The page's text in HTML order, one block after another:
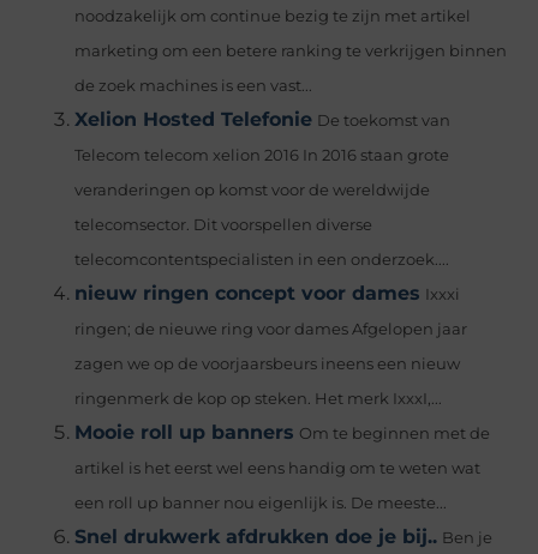
noodzakelijk om continue bezig te zijn met artikel
marketing om een betere ranking te verkrijgen binnen
de zoek machines is een vast...
Xelion Hosted Telefonie De toekomst van
Telecom telecom xelion 2016 In 2016 staan grote
veranderingen op komst voor de wereldwijde
telecomsector. Dit voorspellen diverse
telecomcontentspecialisten in een onderzoek....
nieuw ringen concept voor dames Ixxxi
ringen; de nieuwe ring voor dames Afgelopen jaar
zagen we op de voorjaarsbeurs ineens een nieuw
ringenmerk de kop op steken. Het merk IxxxI,...
Mooie roll up banners Om te beginnen met de
artikel is het eerst wel eens handig om te weten wat
een roll up banner nou eigenlijk is. De meeste...
Snel drukwerk afdrukken doe je bij.. Ben je